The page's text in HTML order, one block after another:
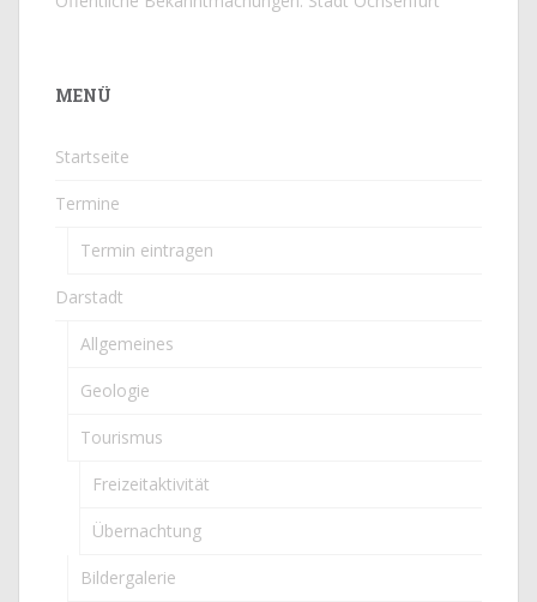
MENÜ
Startseite
Termine
Termin eintragen
Darstadt
Allgemeines
Geologie
Tourismus
Freizeitaktivität
Übernachtung
Bildergalerie